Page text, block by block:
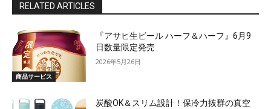
RELATED ARTICLES
商品サービス
『アサヒ生ビール ハーフ＆ハーフ』6月9
日数量限定発売
2026年5月26日
炭酸OK＆スリム設計！保冷力抜群の真空